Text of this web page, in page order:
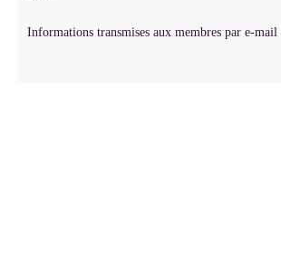
Informations transmises aux membres par e-mail